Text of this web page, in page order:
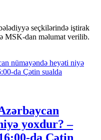
seçkilərində iştirak
MSK-dan məlumat verilib.
yoxdur? –